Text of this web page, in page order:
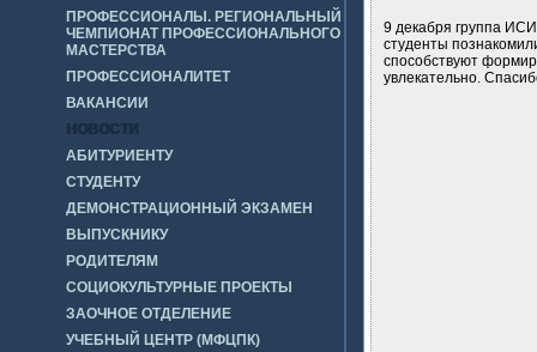
ПРОФЕССИОНАЛЫ. РЕГИОНАЛЬНЫЙ
ЧЕМПИОНАТ ПРОФЕССИОНАЛЬНОГО
МАСТЕРСТВА
ПРОФЕССИОНАЛИТЕТ
ВАКАНСИИ
АБИТУРИЕНТУ
СТУДЕНТУ
ДЕМОНСТРАЦИОННЫЙ ЭКЗАМЕН
ВЫПУСКНИКУ
РОДИТЕЛЯМ
СОЦИОКУЛЬТУРНЫЕ ПРОЕКТЫ
ЗАОЧНОЕ ОТДЕЛЕНИЕ
УЧЕБНЫЙ ЦЕНТР (МФЦПК)
9 декабря группа
студенты
способствуют
увлекательно.